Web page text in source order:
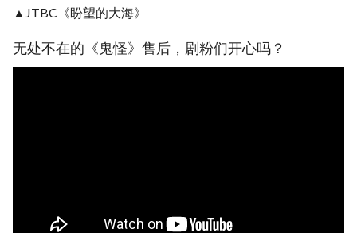
▲JTBC《盼望的大海》
无处不在的《鬼怪》售后，剧粉们开心吗？